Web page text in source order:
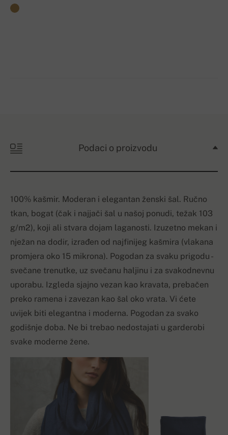
Podaci o proizvodu
100% kašmir. Moderan i elegantan ženski šal. Ručno
tkan, bogat (čak i najjači šal u našoj ponudi, težak 103
g/m2), koji ali stvara dojam laganosti. Izuzetno mekan i
nježan na dodir, izrađen od najfinijeg kašmira (vlakana
promjera oko 15 mikrona). Pogodan za svaku prigodu -
svečane trenutke, uz svečanu haljinu i za svakodnevnu
uporabu. Izgleda sjajno vezan kao kravata, prebačen
preko ramena i zavezan kao šal oko vrata. Vi ćete
uvijek biti elegantna i moderna. Pogodan za svako
godišnje doba. Ne bi trebao nedostajati u garderobi
svake moderne žene.